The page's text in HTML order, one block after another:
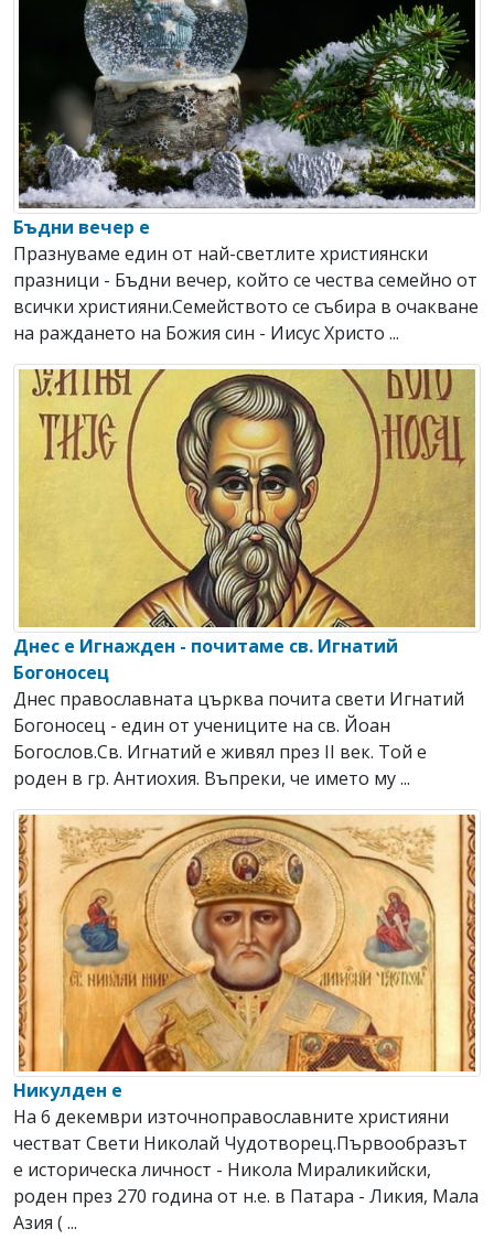
Бъдни вечер е
Празнуваме един от най-светлите християнски
празници - Бъдни вечер, който се чества семейно от
всички християни.Семейството се събира в очакване
на раждането на Божия син - Иисус Христо ...
Днес е Игнажден - почитаме св. Игнатий
Богоносец
Днес православната църква почита свети Игнатий
Богоносец - един от учениците на св. Йоан
Богослов.Св. Игнатий е живял през ІІ век. Той е
роден в гр. Антиохия. Въпреки, че името му ...
Никулден е
На 6 декември източноправославните християни
честват Свeти Николай Чудотворец.Първообразът
е историческа личност - Никола Мираликийски,
роден през 270 година от н.е. в Патара - Ликия, Мала
Азия ( ...